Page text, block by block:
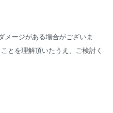
メージがある場合がございま
とを理解頂いたうえ、ご検討く